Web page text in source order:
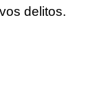
delitos.